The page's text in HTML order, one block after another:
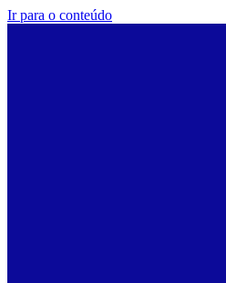
Ir para o conteúdo